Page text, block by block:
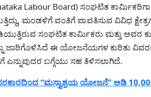
Labour Board) ಸಂಘಟಿತ
ಮಂಡಳಿಗೆ ವಂತಿಗೆ ಪಾವತಿಸುವ ವಿವಿಧ
ಸಂಘಟಿತ ಕಾರ್ಮಿಕರು ಮತ್ತು ಅವರ
ಜಾರಿಗೊಳಿಸಿದೆ ಈ ಯೋಜನೆಯಗಳ ಕುರಿತು
ಬಗ್ಗೆಯು ಸಹ ತಿಳಿಸಲಾಗಿದೆ.
ಸರಕಾರದಿಂದ “ಮಸ್ವಾಶ್ರಯ ಯೋಜನೆ" ಅಡಿ